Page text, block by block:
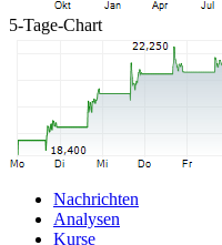
5-Tage-Chart
Nachrichten
Analysen
Kurse